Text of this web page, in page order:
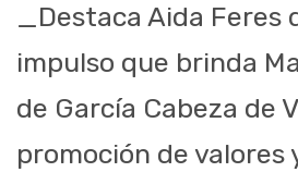
_Destaca Aida Feres
impulso que brinda
de García Cabeza de
promoción de valores